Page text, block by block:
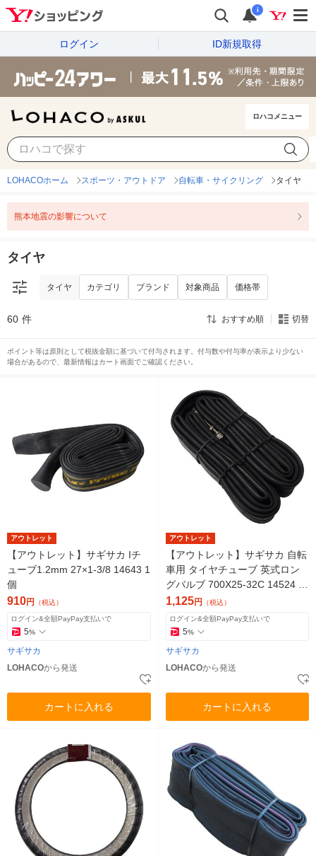
i
ログイン ID新規取得
ロハコメニュー
LOHACOホーム スポーツ・アウトドア 自転車・サイクリング タイヤ
熊本地震の影響について
タイヤ
タイヤ カテゴリ ブランド 対象商品 価格帯
60 件 おすすめ順 切替
ポイント等は原則として税抜金額に基づいて付与されます。付与数や付与率が表示より少ない
場合があるので、最新情報はカート画面でご確認ください。
アウトレット
【アウトレット】サギサカ Iチ
ューブ1.2mm 27×1-3/8 14643 1
個
910円 （税込）
ログイン&全額PayPay支払いで
5%
サギサカ
LOHACOから発送
カートに入れる
アウトレット
【アウトレット】サギサカ 自転
車用 タイヤチューブ 英式ロン
グバルブ 700X25-32C 14524 1
個
1,125円 （税込）
ログイン&全額PayPay支払いで
5%
サギサカ
LOHACOから発送
カートに入れる